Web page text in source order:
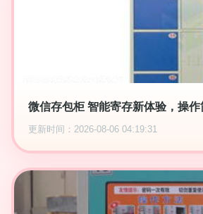
微信存包柜 智能寄存新体验，操
更新时间：2026-08-06 04:19:31